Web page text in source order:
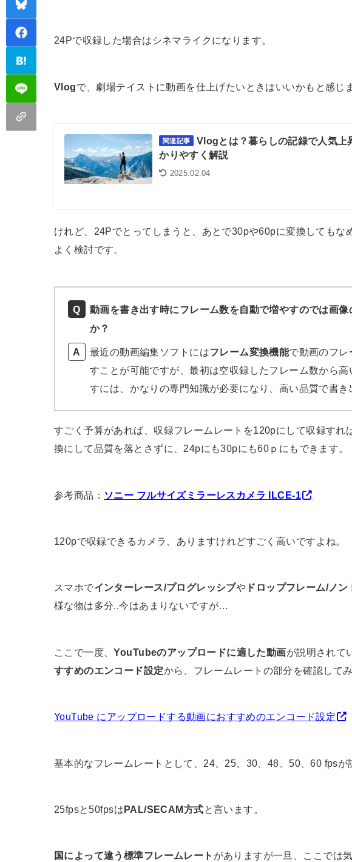
24Pで収録した場合はシネマライクになります。
Vlogで、劇場テイストに動画を仕上げたいときはいいかもと感じ
関連記事
Vlogとは？暮らしの記録で人気上
かりやすく解説
2025.02.04
けれど、24Pでとってしまうと、あとで30pや60pに変換してもな
よく検討です。
動画を書き出す時にフレーム数を自動で増やすのでは画
か？
最近の動画編集ソフトにはフレーム変換機能で動画のフレ
すことが可能ですが、最初は空収録したフレーム数から
すには、かなりの専門知識が必要になり、高い品質で書き
すごく予算があれば、収録フレームレートを120pにして収録すれ
換にして品質を落とさずに、24pにも30pにも60ｐにもできます。
参考商品： ソニー フルサイズミラーレスカメラ ILCE-1
120pで収録できるカメラ、ありますけれどすごく高いですよね。
スマホでインターレース/プログレッシブや ドロップフレーム/ノ
様な物は多分..今はあまりないですが…
ここで一度、YouTubeのアップロードに適した動画が説明されて
すすめのエンコード設定から、フレームレートの部分を確認してみ
YouTube にアップロードする動画におすすめのエンコード設定
基本的なフレームレートとして、24、25、30、48、50、60 fpsが
25fpsと50fpsはPAL/SECAM方式と言います。
国によって違う標準フレームレート がありますが一旦、ここでは